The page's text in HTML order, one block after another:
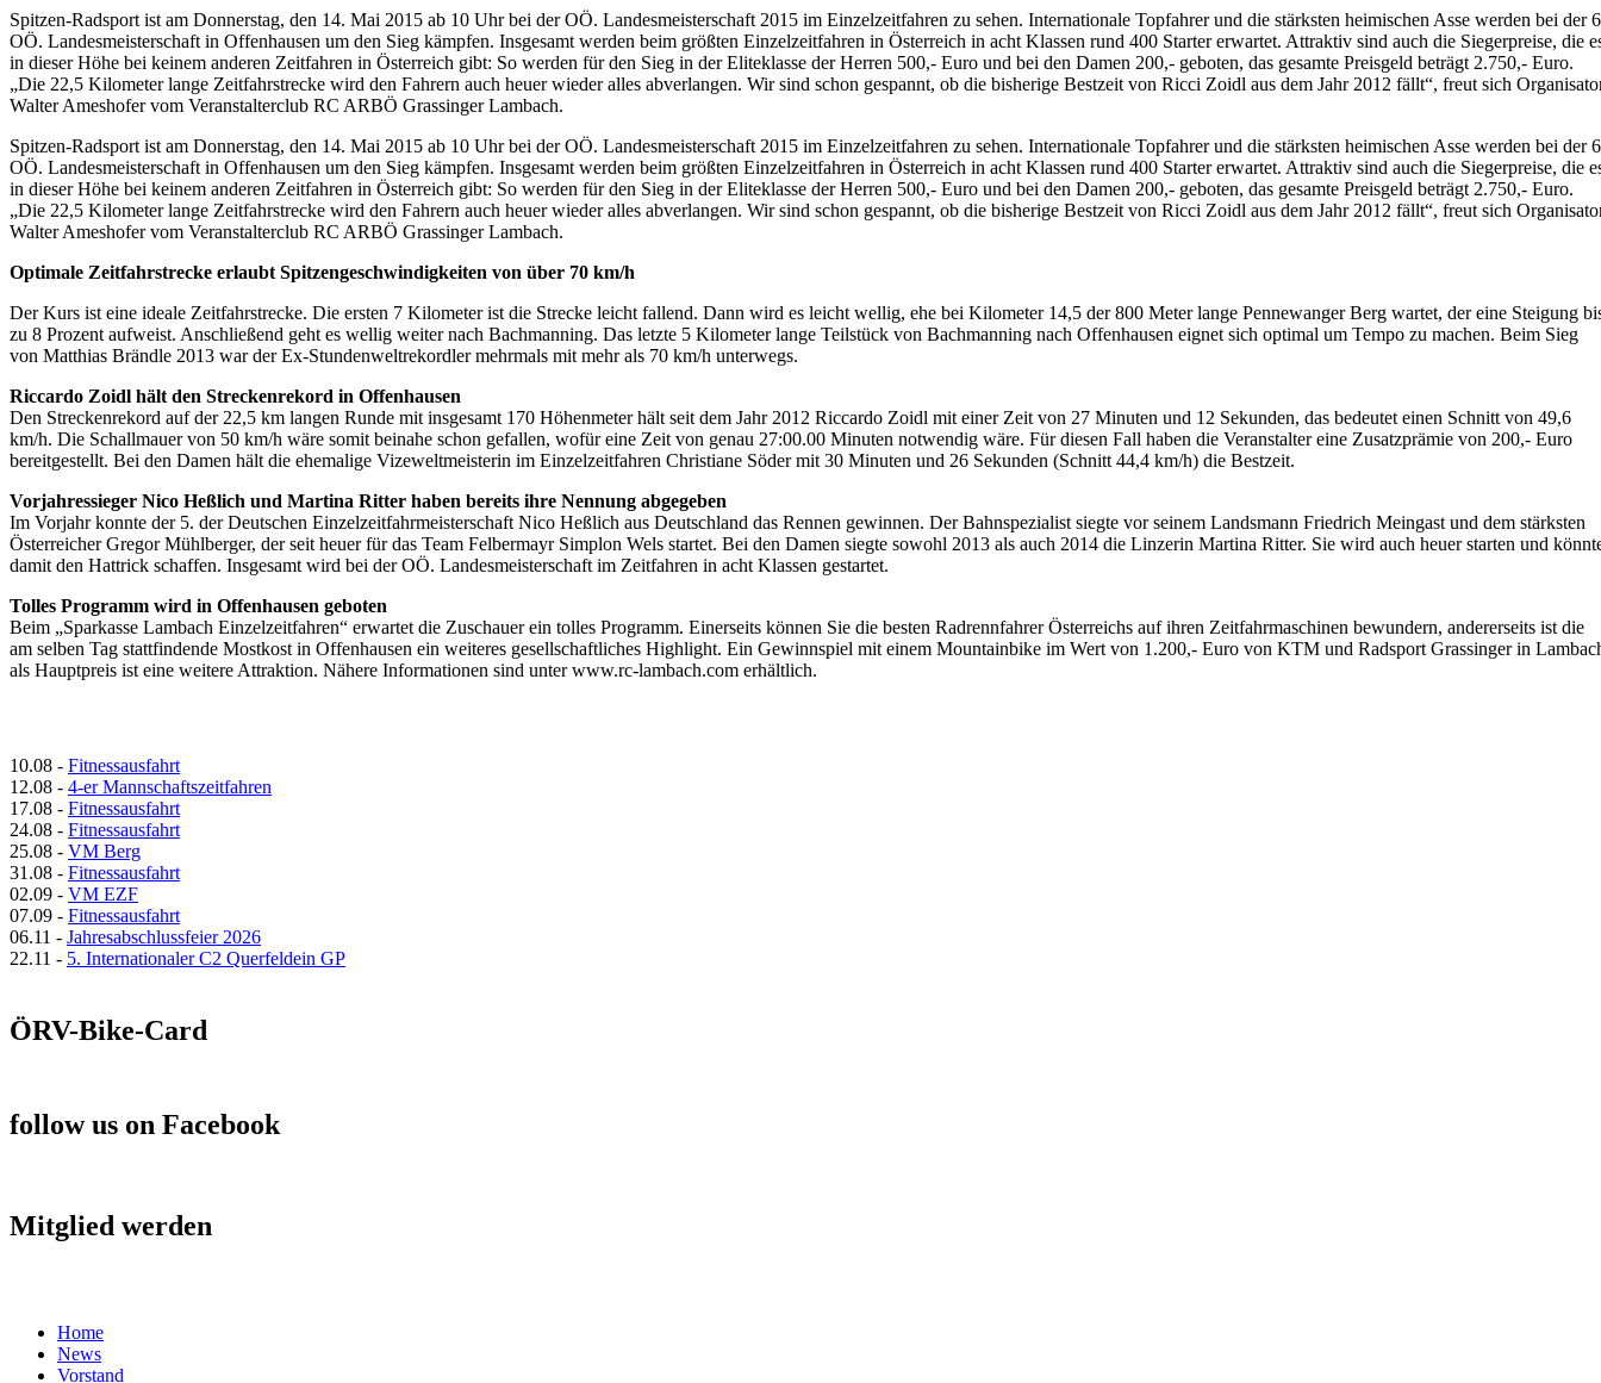
Spitzen-Radsport ist am Donnerstag, den 14. Mai 2015 ab 10 Uhr bei der OÖ. Landesmeisterschaft 2015 im Einzelzeitfahren zu sehen. Internationale Topfahrer und die stärksten heimischen Asse werden bei der
OÖ. Landesmeisterschaft in Offenhausen um den Sieg kämpfen. Insgesamt werden beim größten Einzelzeitfahren in Österreich in acht Klassen rund 400 Starter erwartet. Attraktiv sind auch die Siegerpreise, die
in dieser Höhe bei keinem anderen Zeitfahren in Österreich gibt: So werden für den Sieg in der Eliteklasse der Herren 500,- Euro und bei den Damen 200,- geboten, das gesamte Preisgeld beträgt 2.750,- Euro.
„Die 22,5 Kilometer lange Zeitfahrstrecke wird den Fahrern auch heuer wieder alles abverlangen. Wir sind schon gespannt, ob die bisherige Bestzeit von Ricci Zoidl aus dem Jahr 2012 fällt“, freut sich
Walter Ameshofer vom Veranstalterclub RC ARBÖ Grassinger Lambach.
Spitzen-Radsport ist am Donnerstag, den 14. Mai 2015 ab 10 Uhr bei der OÖ. Landesmeisterschaft 2015 im Einzelzeitfahren zu sehen. Internationale Topfahrer und die stärksten heimischen Asse werden bei der
OÖ. Landesmeisterschaft in Offenhausen um den Sieg kämpfen. Insgesamt werden beim größten Einzelzeitfahren in Österreich in acht Klassen rund 400 Starter erwartet. Attraktiv sind auch die Siegerpreise, die
in dieser Höhe bei keinem anderen Zeitfahren in Österreich gibt: So werden für den Sieg in der Eliteklasse der Herren 500,- Euro und bei den Damen 200,- geboten, das gesamte Preisgeld beträgt 2.750,- Euro.
„Die 22,5 Kilometer lange Zeitfahrstrecke wird den Fahrern auch heuer wieder alles abverlangen. Wir sind schon gespannt, ob die bisherige Bestzeit von Ricci Zoidl aus dem Jahr 2012 fällt“, freut sich
Walter Ameshofer vom Veranstalterclub RC ARBÖ Grassinger Lambach.
Optimale Zeitfahrstrecke erlaubt Spitzengeschwindigkeiten von über 70 km/h
Der Kurs ist eine ideale Zeitfahrstrecke. Die ersten 7 Kilometer ist die Strecke leicht fallend. Dann wird es leicht wellig, ehe bei Kilometer 14,5 der 800 Meter lange Pennewanger Berg wartet, der eine Steigung
zu 8 Prozent aufweist. Anschließend geht es wellig weiter nach Bachmanning. Das letzte 5 Kilometer lange Teilstück von Bachmanning nach Offenhausen eignet sich optimal um Tempo zu machen. Beim Sieg
von Matthias Brändle 2013 war der Ex-Stundenweltrekordler mehrmals mit mehr als 70 km/h unterwegs.
Riccardo Zoidl hält den Streckenrekord in Offenhausen
Den Streckenrekord auf der 22,5 km langen Runde mit insgesamt 170 Höhenmeter hält seit dem Jahr 2012 Riccardo Zoidl mit einer Zeit von 27 Minuten und 12 Sekunden, das bedeutet einen Schnitt von 49,6
km/h. Die Schallmauer von 50 km/h wäre somit beinahe schon gefallen, wofür eine Zeit von genau 27:00.00 Minuten notwendig wäre. Für diesen Fall haben die Veranstalter eine Zusatzprämie von 200,- Euro
bereitgestellt. Bei den Damen hält die ehemalige Vizeweltmeisterin im Einzelzeitfahren Christiane Söder mit 30 Minuten und 26 Sekunden (Schnitt 44,4 km/h) die Bestzeit.
Vorjahressieger Nico Heßlich und Martina Ritter haben bereits ihre Nennung abgegeben
Im Vorjahr konnte der 5. der Deutschen Einzelzeitfahrmeisterschaft Nico Heßlich aus Deutschland das Rennen gewinnen. Der Bahnspezialist siegte vor seinem Landsmann Friedrich Meingast und dem stärksten
Österreicher Gregor Mühlberger, der seit heuer für das Team Felbermayr Simplon Wels startet. Bei den Damen siegte sowohl 2013 als auch 2014 die Linzerin Martina Ritter. Sie wird auch heuer starten und
damit den Hattrick schaffen. Insgesamt wird bei der OÖ. Landesmeisterschaft im Zeitfahren in acht Klassen gestartet.
Tolles Programm wird in Offenhausen geboten
Beim „Sparkasse Lambach Einzelzeitfahren“ erwartet die Zuschauer ein tolles Programm. Einerseits können Sie die besten Radrennfahrer Österreichs auf ihren Zeitfahrmaschinen bewundern, andererseits ist die
am selben Tag stattfindende Mostkost in Offenhausen ein weiteres gesellschaftliches Highlight. Ein Gewinnspiel mit einem Mountainbike im Wert von 1.200,- Euro von KTM und Radsport Grassinger in
als Hauptpreis ist eine weitere Attraktion. Nähere Informationen sind unter www.rc-lambach.com erhältlich.
10.08 - Fitnessausfahrt
12.08 - 4-er Mannschaftszeitfahren
17.08 - Fitnessausfahrt
24.08 - Fitnessausfahrt
25.08 - VM Berg
31.08 - Fitnessausfahrt
02.09 - VM EZF
07.09 - Fitnessausfahrt
06.11 - Jahresabschlussfeier 2026
22.11 - 5. Internationaler C2 Querfeldein GP
ÖRV-Bike-Card
follow us on Facebook
Mitglied werden
Home
News
Vorstand